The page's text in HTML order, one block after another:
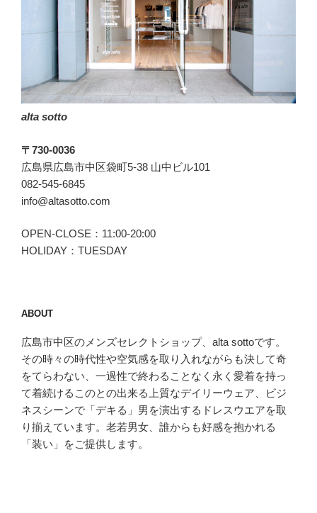
売
必
エ
ン
メ
ィ。”
の
alta sotto
〒730-0036
広島県広島市中区袋町5-38 山中ビル101
082-545-6845
info@altasotto.com
OPEN-CLOSE：11:00-20:00
HOLIDAY：TUESDAY
ABOUT
広島市中区のメンズセレクトショップ、alta sottoです。
その時々の時代性や空気感を取り入れながらも決して奇
をてらわない、一過性で終わることなく永く愛着を持っ
て着続けるこのとの出来る上質なデイリーウェア、ビジ
ネスシーンで「デキる」男を演出するドレスウエアを取
り揃えています。老若男女、誰からも好感を抱かれる
「装い」をご提供します。